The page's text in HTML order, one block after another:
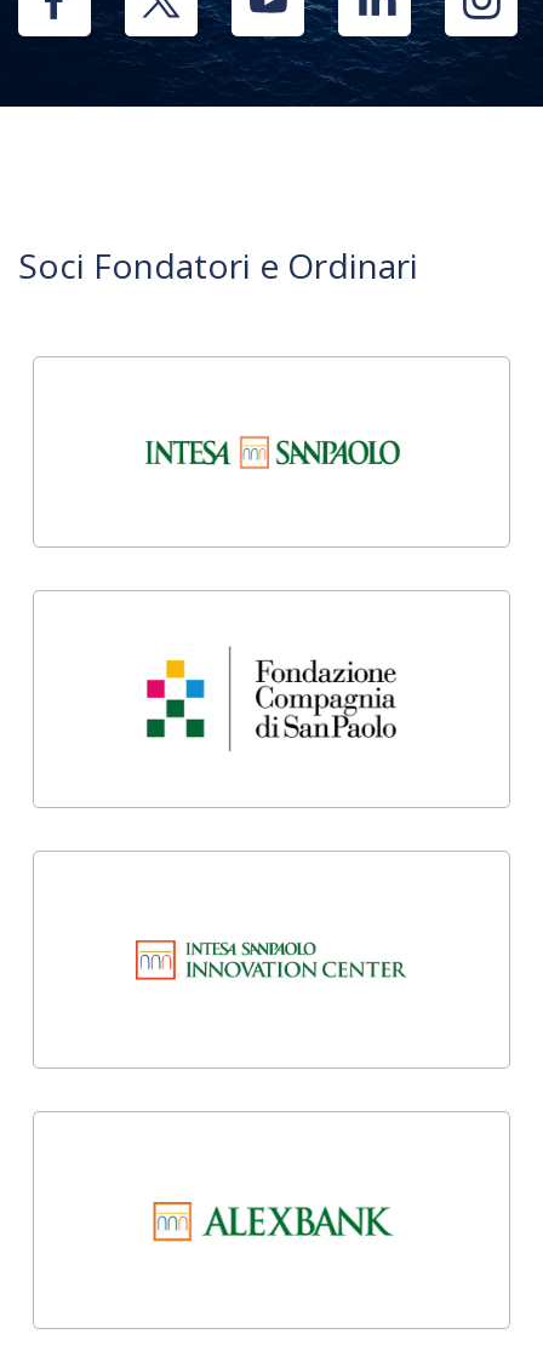
Soci Fondatori e Ordinari